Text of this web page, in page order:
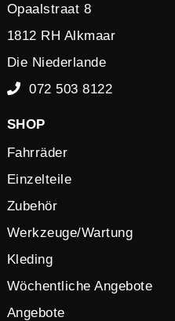
Opaalstraat 8
1812 RH Alkmaar
Die Niederlande
072 503 8122
SHOP
Fahrräder
Einzelteile
Zubehör
Werkzeuge/Wartung
Kleding
Wöchentliche Angebote
Angebote